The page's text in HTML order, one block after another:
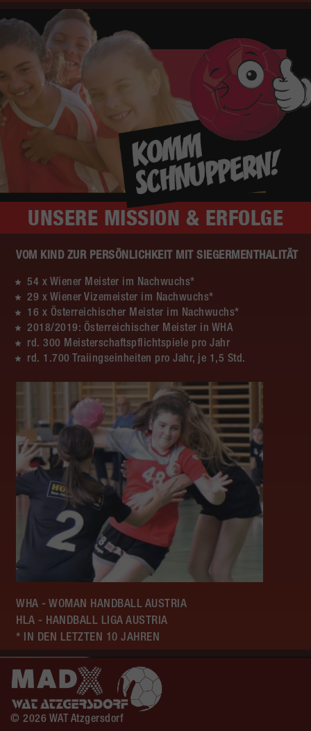
UNSERE MISSION & ERFOLGE
VOM KIND ZUR PERSÖNLICHKEIT MIT SIEGERMENTHALITÄT
54 x Wiener Meister im Nachwuchs*
29 x Wiener Vizemeister im Nachwuchs*
16 x Österreichischer Meister im Nachwuchs*
2018/2019: Österreichischer Meister in WHA
rd. 300 Meisterschaftspflichtspiele pro Jahr
rd. 1.700 Traiingseinheiten pro Jahr, je 1,5 Std.
WHA - WOMAN HANDBALL AUSTRIA
HLA - HANDBALL LIGA AUSTRIA
* IN DEN LETZTEN 10 JAHREN
© 2026 WAT Atzgersdorf